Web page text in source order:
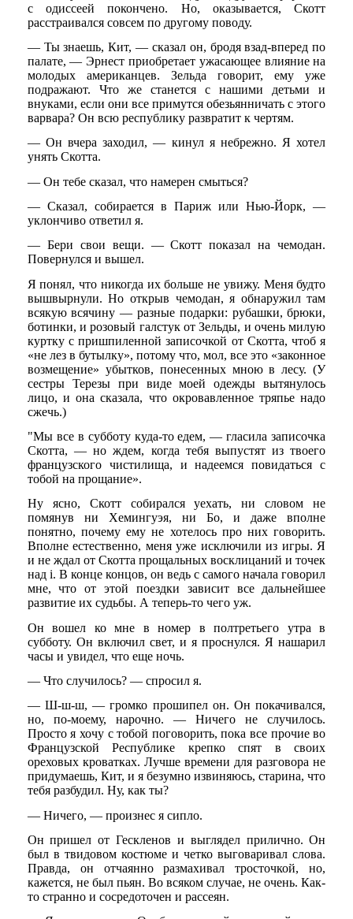
с одиссеей покончено. Но, оказывается, Скотт
расстраивался совсем по другому поводу.
— Ты знаешь, Кит, — сказал он, бродя взад-вперед по
палате, — Эрнест приобретает ужасающее влияние на
молодых американцев. Зельда говорит, ему уже
подражают. Что же станется с нашими детьми и
внуками, если они все примутся обезьянничать с этого
варвара? Он всю республику развратит к чертям.
— Он вчера заходил, — кинул я небрежно. Я хотел
унять Скотта.
— Он тебе сказал, что намерен смыться?
— Сказал, собирается в Париж или Нью-Йорк, —
уклончиво ответил я.
— Бери свои вещи. — Скотт показал на чемодан.
Повернулся и вышел.
Я понял, что никогда их больше не увижу. Меня будто
вышвырнули. Но открыв чемодан, я обнаружил там
всякую всячину — разные подарки: рубашки, брюки,
ботинки, и розовый галстук от Зельды, и очень милую
куртку с пришпиленной записочкой от Скотта, чтоб я
«не лез в бутылку», потому что, мол, все это «законное
возмещение» убытков, понесенных мною в лесу. (У
сестры Терезы при виде моей одежды вытянулось
лицо, и она сказала, что окровавленное тряпье надо
сжечь.)
"Мы все в субботу куда-то едем, — гласила записочка
Скотта, — но ждем, когда тебя выпустят из твоего
французского чистилища, и надеемся повидаться с
тобой на прощание».
Ну ясно, Скотт собирался уехать, ни словом не
помянув ни Хемингуэя, ни Бо, и даже вполне
понятно, почему ему не хотелось про них говорить.
Вполне естественно, меня уже исключили из игры. Я
и не ждал от Скотта прощальных восклицаний и точек
над i. В конце концов, он ведь с самого начала говорил
мне, что от этой поездки зависит все дальнейшее
развитие их судьбы. А теперь-то чего уж.
Он вошел ко мне в номер в полтретьего утра в
субботу. Он включил свет, и я проснулся. Я нашарил
часы и увидел, что еще ночь.
— Что случилось? — спросил я.
— Ш-ш-ш, — громко прошипел он. Он покачивался,
но, по-моему, нарочно. — Ничего не случилось.
Просто я хочу с тобой поговорить, пока все прочие во
Французской Республике крепко спят в своих
ореховых кроватках. Лучше времени для разговора не
придумаешь, Кит, и я безумно извиняюсь, старина, что
тебя разбудил. Ну, как ты?
— Ничего, — произнес я сипло.
Он пришел от Гескленов и выглядел прилично. Он
был в твидовом костюме и четко выговаривал слова.
Правда, он отчаянно размахивал тросточкой, но,
кажется, не был пьян. Во всяком случае, не очень. Как-
то странно и сосредоточен и рассеян.